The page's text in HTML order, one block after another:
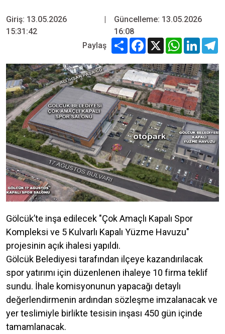
Giriş: 13.05.2026
15:31:42
|
Güncelleme: 13.05.2026
16:08
Paylaş
Share Facebook
X WhatsApp
Gölcük’te inşa edilecek "Çok Amaçlı Kapalı Spor
Kompleksi ve 5 Kulvarlı Kapalı Yüzme Havuzu"
projesinin açık ihalesi yapıldı.
Gölcük Belediyesi tarafından ilçeye kazandırılacak
spor yatırımı için düzenlenen ihaleye 10 firma teklif
sundu. İhale komisyonunun yapacağı detaylı
değerlendirmenin ardından sözleşme imzalanacak ve
yer teslimiyle birlikte tesisin inşası 450 gün içinde
tamamlanacak.